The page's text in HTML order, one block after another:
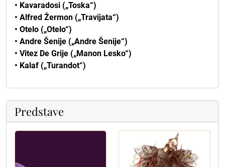
• Kavaradosi („Toska“)
• Alfred Žermon („Travijata“)
• Otelo („Otelo“)
• Andre Šenije („Andre Šenije“)
• Vitez De Grije („Manon Lesko“)
• Kalaf („Turandot“)
Predstave